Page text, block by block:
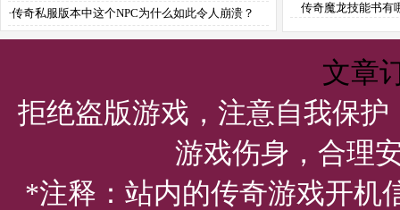
妖除魔与热血征战秘诀是什么？
·传奇私服版本中这个NPC为什么如此令人崩溃？
传奇魔龙技能书有
能？
文章
拒绝盗版游戏，注意自我保
游戏伤身，合理
*注释：站内的传奇游戏开机